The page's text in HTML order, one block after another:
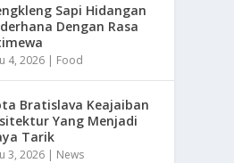
Sapi Hidangan
Dengan Rasa
4, 2026 | Food
Bratislava Keajaiban
Yang Menjadi
Tarik
3, 2026 | News